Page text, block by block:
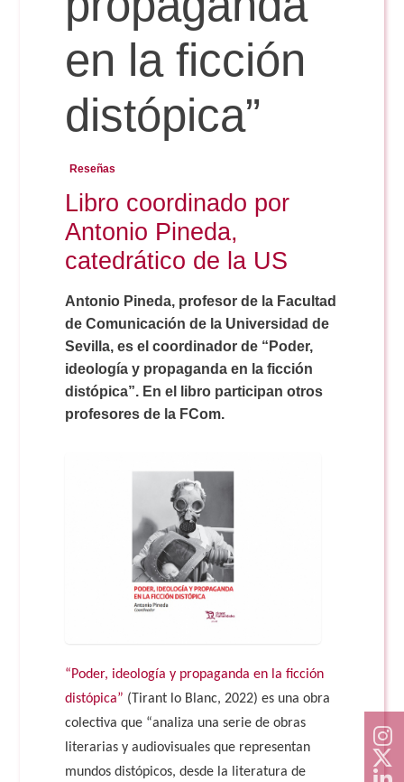
Reservas
Calendario Lectivo
Periodismo
Publicidad y RR.PP
Comunicación Audiovisual
Doble Grado PER/CAV
Exámenes Grado
Periodismo
Publicidad y RR.PP
Comunicación Audiovisual
Doble Grado PER/CAV
Secretaría Virtual
#miTFG
#YoPractico
en la ficción
distópica”
Reseñas
Libro coordinado por
Antonio Pineda,
catedrático de la US
Antonio Pineda, profesor de la Facultad
de Comunicación de la Universidad de
Sevilla, es el coordinador de “Poder,
ideología y propaganda en la ficción
distópica”. En el libro participan otros
profesores de la FCom.
“Poder, ideología y propaganda en la ficción
distópica” (Tirant lo Blanc, 2022) es una obra
colectiva que “analiza una serie de obras
literarias y audiovisuales que representan
mundos distópicos, desde la literatura de